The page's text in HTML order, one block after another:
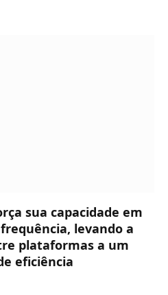
sua capacidade em
levando a
plataformas a um
eficiência